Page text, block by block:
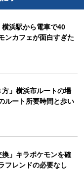
浜駅から電車で40
ンカフェが面白すぎた
」横浜市ルートの場
ルート所要時間と歩い
」キラポケモンを確
フレンドの必要なし